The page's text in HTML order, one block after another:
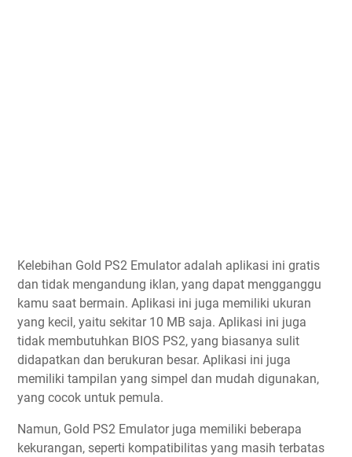
Kelebihan Gold PS2 Emulator adalah aplikasi ini gratis
dan tidak mengandung iklan, yang dapat mengganggu
kamu saat bermain. Aplikasi ini juga memiliki ukuran
yang kecil, yaitu sekitar 10 MB saja. Aplikasi ini juga
tidak membutuhkan BIOS PS2, yang biasanya sulit
didapatkan dan berukuran besar. Aplikasi ini juga
memiliki tampilan yang simpel dan mudah digunakan,
yang cocok untuk pemula.
Namun, Gold PS2 Emulator juga memiliki beberapa
kekurangan, seperti kompatibilitas yang masih terbatas